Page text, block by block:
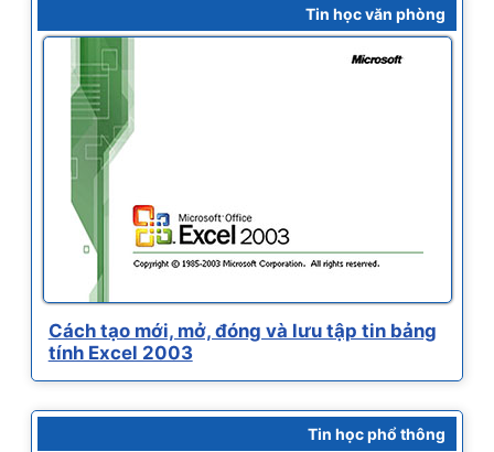
Tin học văn phòng
Cách tạo mới, mở, đóng và lưu tập tin bảng
tính Excel 2003
Tin học phổ thông